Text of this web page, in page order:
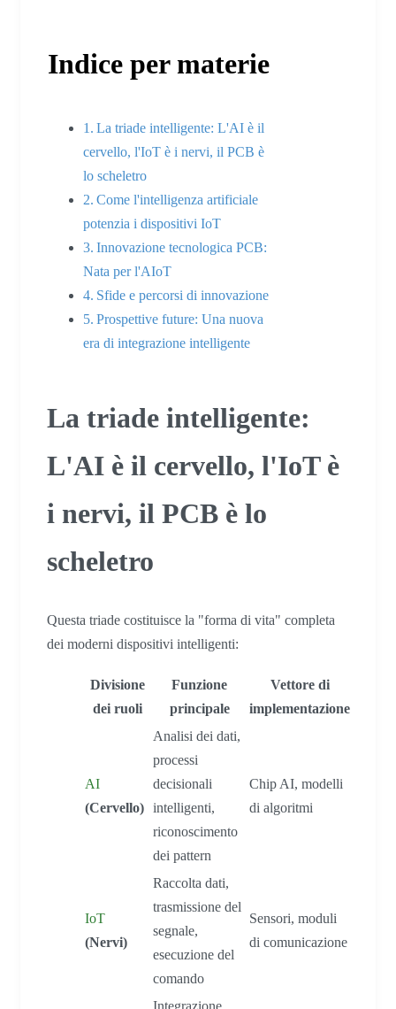
Indice per materie
La triade intelligente: L'AI è il
cervello, l'IoT è i nervi, il PCB è
lo scheletro
Come l'intelligenza artificiale
potenzia i dispositivi IoT
Innovazione tecnologica PCB:
Nata per l'AIoT
Sfide e percorsi di innovazione
Prospettive future: Una nuova
era di integrazione intelligente
La triade intelligente:
L'AI è il cervello, l'IoT è
i nervi, il PCB è lo
scheletro
Questa triade costituisce la "forma di vita" completa
dei moderni dispositivi intelligenti:
Divisione
dei ruoli
Funzione
principale
Vettore di
implementazione
AI
(Cervello)
Analisi dei dati,
processi
decisionali
intelligenti,
riconoscimento
dei pattern
Chip AI, modelli
di algoritmi
IoT
(Nervi)
Raccolta dati,
trasmissione del
segnale,
esecuzione del
comando
Sensori, moduli
di comunicazione
Integrazione